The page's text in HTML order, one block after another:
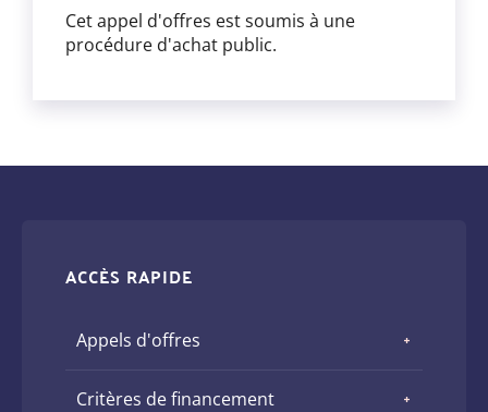
Cet appel d'offres est soumis à une
procédure d'achat public.
ACCÈS RAPIDE
Appels d'offres
Critères de financement